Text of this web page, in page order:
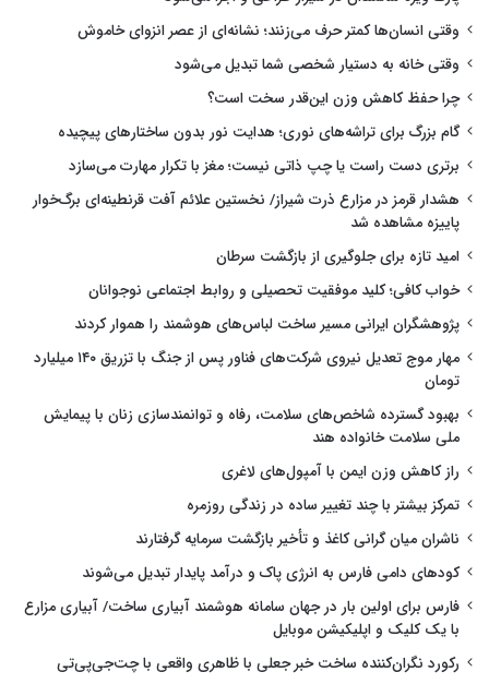
وقتی انسان‌ها کمتر حرف می‌زنند؛ نشانه‌ای از عصر انزوای خاموش
وقتی خانه به دستیار شخصی شما تبدیل می‌شود
چرا حفظ کاهش وزن این‌قدر سخت است؟
گام بزرگ برای تراشه‌های نوری؛ هدایت نور بدون ساختارهای پیچیده
برتری دست راست یا چپ ذاتی نیست؛ مغز با تکرار مهارت می‌سازد
هشدار قرمز در مزارع ذرت شیراز/ نخستین علائم آفت قرنطینه‌ای برگ‌خوار
پاییزه مشاهده شد
امید تازه برای جلوگیری از بازگشت سرطان
خواب کافی؛ کلید موفقیت تحصیلی و روابط اجتماعی نوجوانان
پژوهشگران ایرانی مسیر ساخت لباس‌های هوشمند را هموار کردند
مهار موج تعدیل نیروی شرکت‌های فناور پس از جنگ با تزریق ۱۴۰ میلیارد
تومان
بهبود گسترده شاخص‌های سلامت، رفاه و توانمندسازی زنان با پیمایش
ملی سلامت خانواده هند
راز کاهش وزن ایمن با آمپول‌های لاغری
تمرکز بیشتر با چند تغییر ساده در زندگی روزمره
ناشران میان گرانی کاغذ و تأخیر بازگشت سرمایه گرفتارند
کودهای دامی فارس به انرژی پاک و درآمد پایدار تبدیل می‌شوند
فارس برای اولین بار در جهان سامانه هوشمند آبیاری ساخت/ آبیاری مزارع
با یک کلیک و اپلیکیشن موبایل
رکورد نگران‌کننده ساخت خبر جعلی با ظاهری واقعی با چت‌جی‌پی‌تی